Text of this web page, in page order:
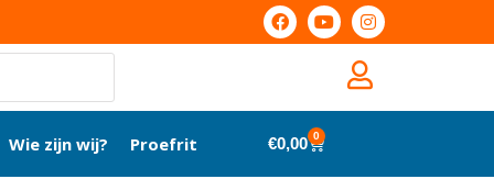
Wie zijn wij? Proefrit €0,00 0